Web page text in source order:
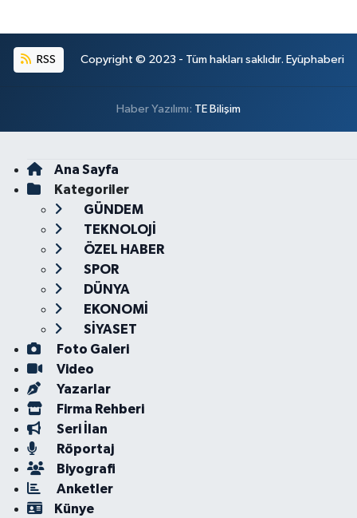
RSS Copyright © 2023 - Tüm hakları saklıdır. Eyüphaberi
Haber Yazılımı: TE Bilişim
Ana Sayfa
Kategoriler
GÜNDEM
TEKNOLOJİ
ÖZEL HABER
SPOR
DÜNYA
EKONOMİ
SİYASET
Foto Galeri
Video
Yazarlar
Firma Rehberi
Seri İlan
Röportaj
Biyografi
Anketler
Künye